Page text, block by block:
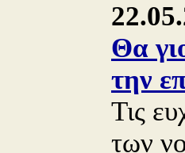
Θα
την
Τις
των